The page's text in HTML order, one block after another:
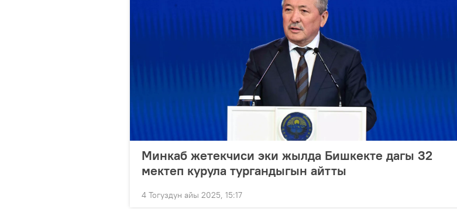
Минкаб жетекчиси эки жылда Бишкекте дагы 32
мектеп курула тургандыгын айтты
4 Тогуздун айы 2025, 15:17